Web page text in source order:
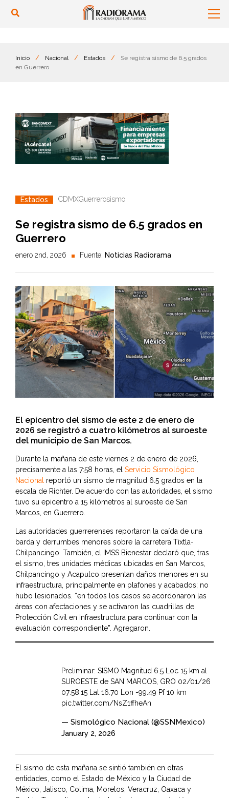
Inicio / Nacional / Estados /
Se registra sismo de 6.5 grados
en Guerrero
Estados CDMXGuerrerosismo
Se registra sismo de 6.5 grados en
Guerrero
enero 2nd, 2026 Fuente: Noticias Radiorama
El epicentro del sismo de este 2 de enero de
2026 se registró a cuatro kilómetros al suroeste
del municipio de San Marcos.
Durante la mañana de este viernes 2 de enero de 2026,
precisamente a las 7:58 horas, el Servicio Sismológico
Nacional reportó un sismo de magnitud 6.5 grados en la
escala de Richter. De acuerdo con las autoridades, el sismo
tuvo su epicentro a 15 kilómetros al suroeste de San
Marcos, en Guerrero.
Las autoridades guerrerenses reportaron la caída de una
barda y derrumbes menores sobre la carretera Tixtla-
Chilpancingo. También, el IMSS Bienestar declaró que, tras
el sismo, tres unidades médicas ubicadas en San Marcos,
Chilpancingo y Acapulco presentan daños menores en su
infraestructura, principalmente en plafones y acabados; no
hubo lesionados. “en todos los casos se acordonaron las
áreas con afectaciones y se activaron las cuadrillas de
Protección Civil en Infraestructura para continuar con la
evaluación correspondiente”. Agregaron.
Preliminar: SISMO Magnitud 6.5 Loc 15 km al
SUROESTE de SAN MARCOS, GRO 02/01/26
07:58:15 Lat 16.70 Lon -99.49 Pf 10 km
pic.twitter.com/NsZ1ffheAn
— Sismológico Nacional (@SSNMexico)
January 2, 2026
El sismo de esta mañana se sintió también en otras
entidades, como el Estado de México y la Ciudad de
México, Jalisco, Colima, Morelos, Veracruz, Oaxaca y